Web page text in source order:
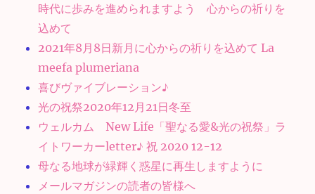
時代に歩みを進められますよう 心からの祈りを
込めて
2021年8月8日新月に心からの祈りを込めて La
meefa plumeriana
喜びヴァイブレーション♪
光の祝祭2020年12月21日冬至
ウェルカム New Life「聖なる愛&光の祝祭」ラ
イトワーカーletter♪ 祝 2020 12-12
母なる地球が緑輝く惑星に再生しますように
メールマガジンの読者の皆様へ